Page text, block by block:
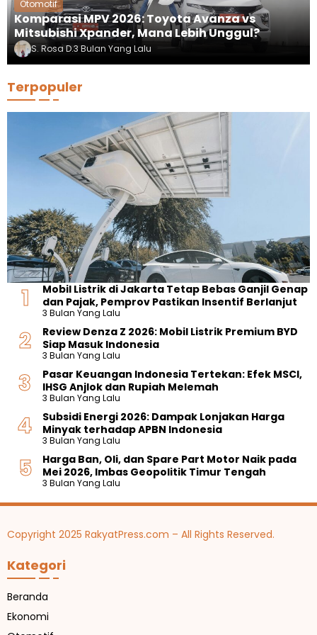
Otomotif
Komparasi MPV 2026: Toyota Avanza vs
Mitsubishi Xpander, Mana Lebih Unggul?
S. Rosa D.3 Bulan Yang Lalu
Terpopuler
Mobil Listrik di Jakarta Tetap Bebas Ganjil Genap
dan Pajak, Pemprov Pastikan Insentif Berlanjut
3 Bulan Yang Lalu
Review Denza Z 2026: Mobil Listrik Premium BYD
Siap Masuk Indonesia
3 Bulan Yang Lalu
Pasar Keuangan Indonesia Tertekan: Efek MSCI,
IHSG Anjlok dan Rupiah Melemah
3 Bulan Yang Lalu
Subsidi Energi 2026: Dampak Lonjakan Harga
Minyak terhadap APBN Indonesia
3 Bulan Yang Lalu
Harga Ban, Oli, dan Spare Part Motor Naik pada
Mei 2026, Imbas Geopolitik Timur Tengah
3 Bulan Yang Lalu
Copyright 2025 RakyatPress.com – All Rights Reserved.
Kategori
Beranda
Ekonomi